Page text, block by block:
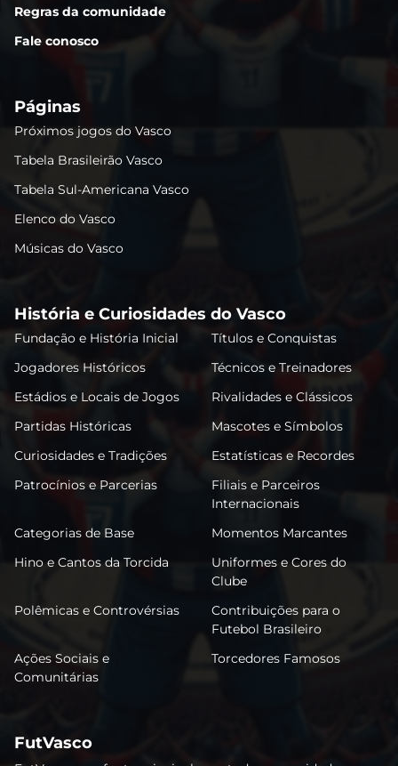
Regras da comunidade
Fale conosco
Páginas
Próximos jogos do Vasco
Tabela Brasileirão Vasco
Tabela Sul-Americana Vasco
Elenco do Vasco
Músicas do Vasco
História e Curiosidades do Vasco
Fundação e História Inicial
Títulos e Conquistas
Jogadores Históricos
Técnicos e Treinadores
Estádios e Locais de Jogos
Rivalidades e Clássicos
Partidas Históricas
Mascotes e Símbolos
Curiosidades e Tradições
Estatísticas e Recordes
Patrocínios e Parcerias
Filiais e Parceiros
Internacionais
Categorias de Base
Momentos Marcantes
Hino e Cantos da Torcida
Uniformes e Cores do
Clube
Polêmicas e Controvérsias
Contribuições para o
Futebol Brasileiro
Ações Sociais e
Comunitárias
Torcedores Famosos
FutVasco